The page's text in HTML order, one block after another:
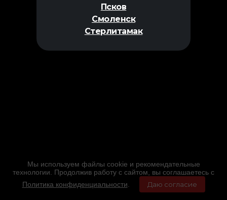
Псков
Смоленск
Стерлитамак
Мы используем файлы cookie и рекомендательные
технологии. Продолжив работу с сайтом, вы соглашаетесь с
Политика конфиденциальности
Даю согласие